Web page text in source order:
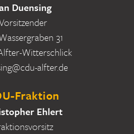
Duensing
31
Witterschlick
alfter.de
Fraktion
Ehlert